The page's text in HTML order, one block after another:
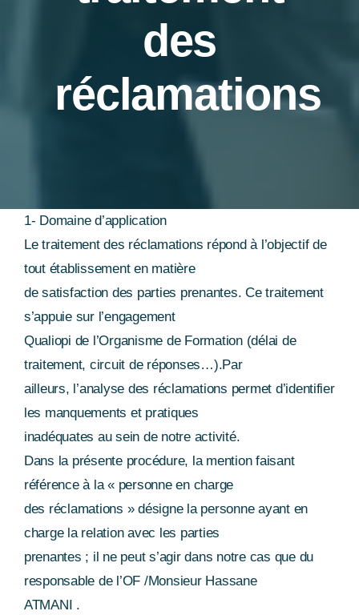
des
réclamations
1- Domaine d’application
Le traitement des réclamations répond à l’objectif de
tout établissement en matière
de satisfaction des parties prenantes. Ce traitement
s’appuie sur l’engagement
Qualiopi de l’Organisme de Formation (délai de
traitement, circuit de réponses…).Par
ailleurs, l’analyse des réclamations permet d’identifier
les manquements et pratiques
inadéquates au sein de notre activité.
Dans la présente procédure, la mention faisant
référence à la « personne en charge
des réclamations » désigne la personne ayant en
charge la relation avec les parties
prenantes ; il ne peut s’agir dans notre cas que du
responsable de l’OF /Monsieur Hassane
ATMANI .